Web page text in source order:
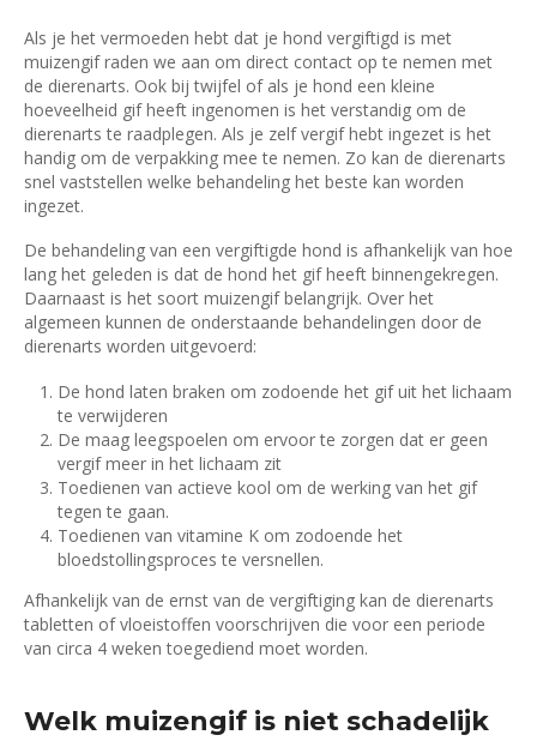
Als je het vermoeden hebt dat je hond vergiftigd is met
muizengif raden we aan om direct contact op te nemen met
de dierenarts. Ook bij twijfel of als je hond een kleine
hoeveelheid gif heeft ingenomen is het verstandig om de
dierenarts te raadplegen. Als je zelf vergif hebt ingezet is het
handig om de verpakking mee te nemen. Zo kan de dierenarts
snel vaststellen welke behandeling het beste kan worden
ingezet.
De behandeling van een vergiftigde hond is afhankelijk van hoe
lang het geleden is dat de hond het gif heeft binnengekregen.
Daarnaast is het soort muizengif belangrijk. Over het
algemeen kunnen de onderstaande behandelingen door de
dierenarts worden uitgevoerd:
De hond laten braken om zodoende het gif uit het lichaam
te verwijderen
De maag leegspoelen om ervoor te zorgen dat er geen
vergif meer in het lichaam zit
Toedienen van actieve kool om de werking van het gif
tegen te gaan.
Toedienen van vitamine K om zodoende het
bloedstollingsproces te versnellen.
Afhankelijk van de ernst van de vergiftiging kan de dierenarts
tabletten of vloeistoffen voorschrijven die voor een periode
van circa 4 weken toegediend moet worden.
Welk muizengif is niet schadelijk